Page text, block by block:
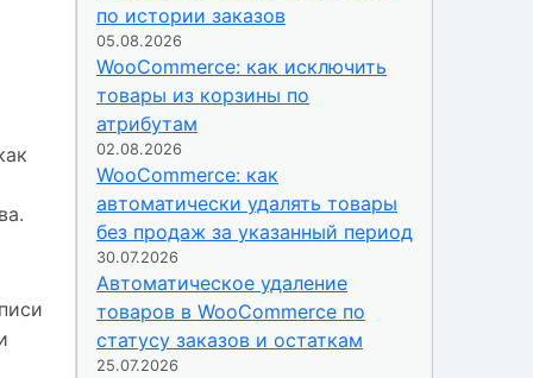
по истории заказов
05.08.2026
WooCommerce: как исключить
товары из корзины по
атрибутам
02.08.2026
WooCommerce: как
автоматически удалять товары
без продаж за указанный период
30.07.2026
Автоматическое удаление
товаров в WooCommerce по
статусу заказов и остаткам
25.07.2026